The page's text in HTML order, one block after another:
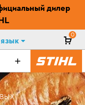
дилер
Язык
0